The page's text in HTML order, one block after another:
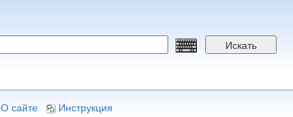
Искать
О сайте Инструкция